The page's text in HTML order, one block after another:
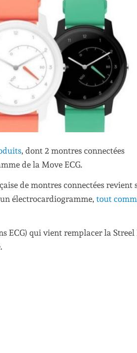
, dont 2 montres connectées
de la Move ECG.
de montres connectées revient
électrocardiogramme, tout
ECG) qui vient remplacer la Streel